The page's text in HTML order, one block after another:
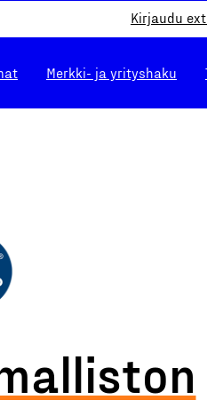
Kirjaudu
Merkki- ja yrityshaku